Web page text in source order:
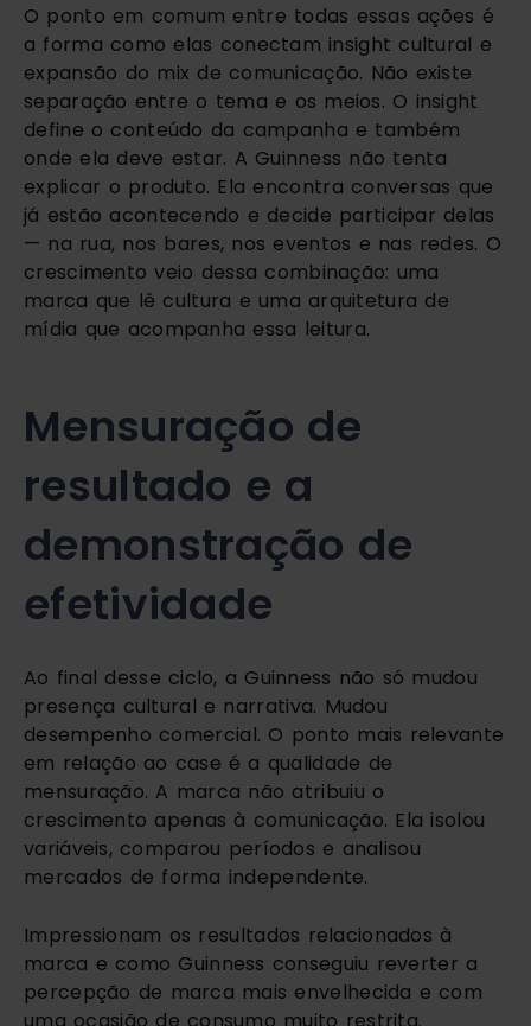
O ponto em comum entre todas essas ações é
a forma como elas conectam insight cultural e
expansão do mix de comunicação. Não existe
separação entre o tema e os meios. O insight
define o conteúdo da campanha e também
onde ela deve estar. A Guinness não tenta
explicar o produto. Ela encontra conversas que
já estão acontecendo e decide participar delas
— na rua, nos bares, nos eventos e nas redes. O
crescimento veio dessa combinação: uma
marca que lê cultura e uma arquitetura de
mídia que acompanha essa leitura.
Mensuração de
resultado e a
demonstração de
efetividade
Ao final desse ciclo, a Guinness não só mudou
presença cultural e narrativa. Mudou
desempenho comercial. O ponto mais relevante
em relação ao case é a qualidade de
mensuração. A marca não atribuiu o
crescimento apenas à comunicação. Ela isolou
variáveis, comparou períodos e analisou
mercados de forma independente.
Impressionam os resultados relacionados à
marca e como Guinness conseguiu reverter a
percepção de marca mais envelhecida e com
uma ocasião de consumo muito restrita.